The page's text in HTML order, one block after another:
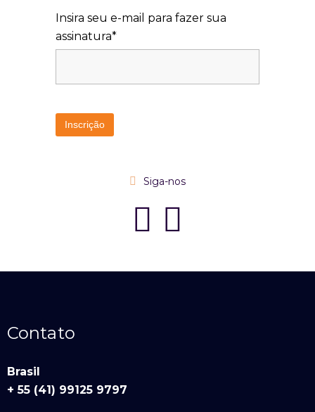
Insira seu e-mail para fazer sua
assinatura*
Siga-nos
Contato
Brasil
+ 55 (41) 99125 9797